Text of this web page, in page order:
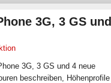
3G, 3 GS und
3G, 3 GS und 4 neue
beschreiben, Höhenprofile